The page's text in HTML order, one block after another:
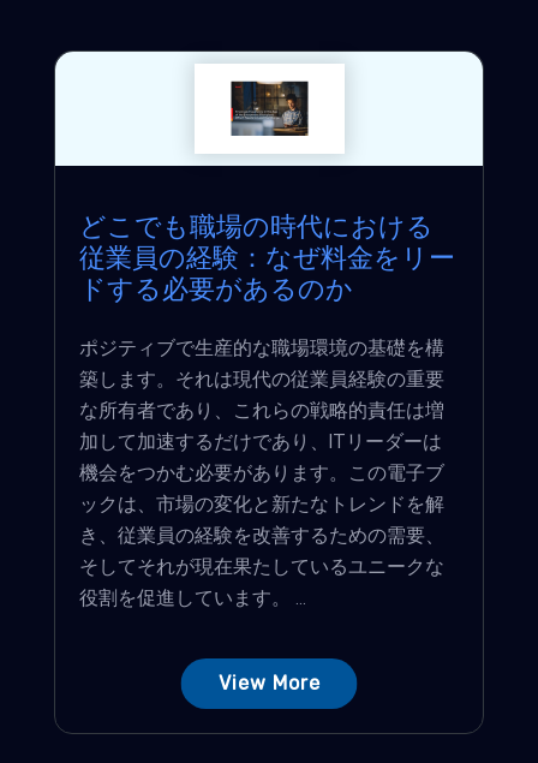
どこでも職場の時代における
従業員の経験：なぜ料金をリー
ドする必要があるのか
ポジティブで生産的な職場環境の基礎を構
築します。それは現代の従業員経験の重要
な所有者であり、これらの戦略的責任は増
加して加速するだけであり、ITリーダーは
機会をつかむ必要があります。この電子ブ
ックは、市場の変化と新たなトレンドを解
き、従業員の経験を改善するための需要、
そしてそれが現在果たしているユニークな
役割を促進しています。 ...
View More